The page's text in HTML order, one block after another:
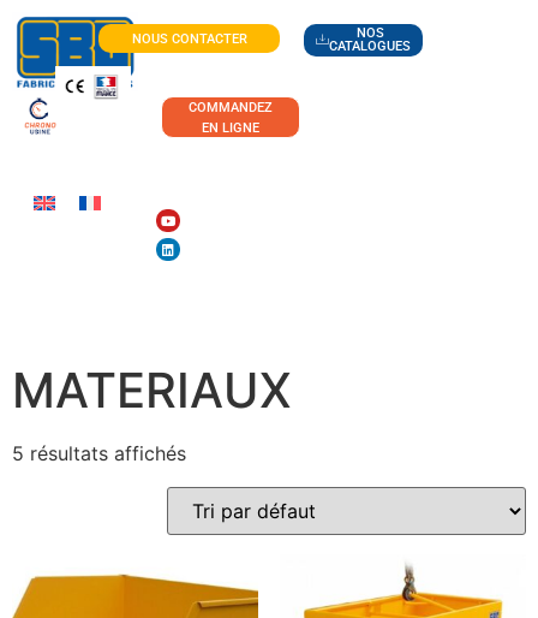
NOUS CONTACTER
NOS
CATALOGUES
COMMANDEZ
EN LIGNE
MATERIAUX
5 résultats affichés